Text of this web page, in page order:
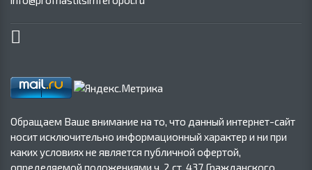
Обращаем Ваше внимание на то, что данный интернет-сайт
носит исключительно информационный характер и ни при
каких условиях не является публичной офертой,
определяемой положениями ч. 2 ст. 437 Гражданского